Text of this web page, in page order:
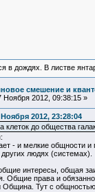
в дождях. В листве
смешение и
Ноября 2012, 09:38:15 »
2012, 23:28:04
до общества
- и мелкие общности
людях (системах).
интересы, общая
Общие права и
Община. Тут с